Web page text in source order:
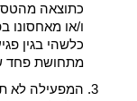
כתוצאה
ו/או מאחסונו
כלשהי בגין
מתחושת פחד
המפעילה לא